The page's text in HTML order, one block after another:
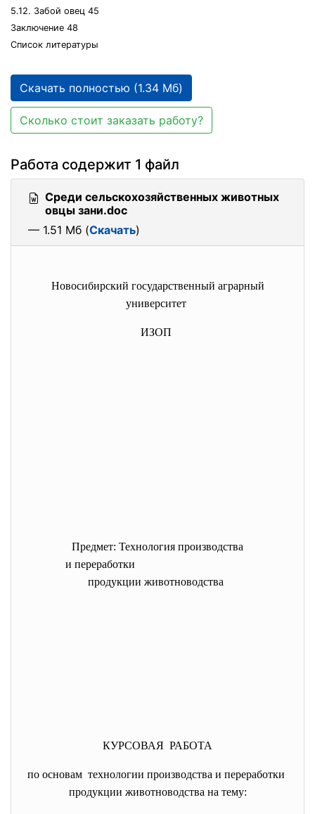
5.12. Забой овец 45
Заключение 48
Список литературы
Скачать полностью (1.34 Мб)
Сколько стоит заказать работу?
Работа содержит 1 файл
Среди сельскохозяйственных животных
овцы зани.doc
— 1.51 Мб (Скачать)
Новосибирский государственный аграрный
университет
ИЗОП
Предмет: Технология производства
и переработки
продукции животноводства
КУРСОВАЯ РАБОТА
по основам технологии производства и переработки
продукции животноводства на тему: